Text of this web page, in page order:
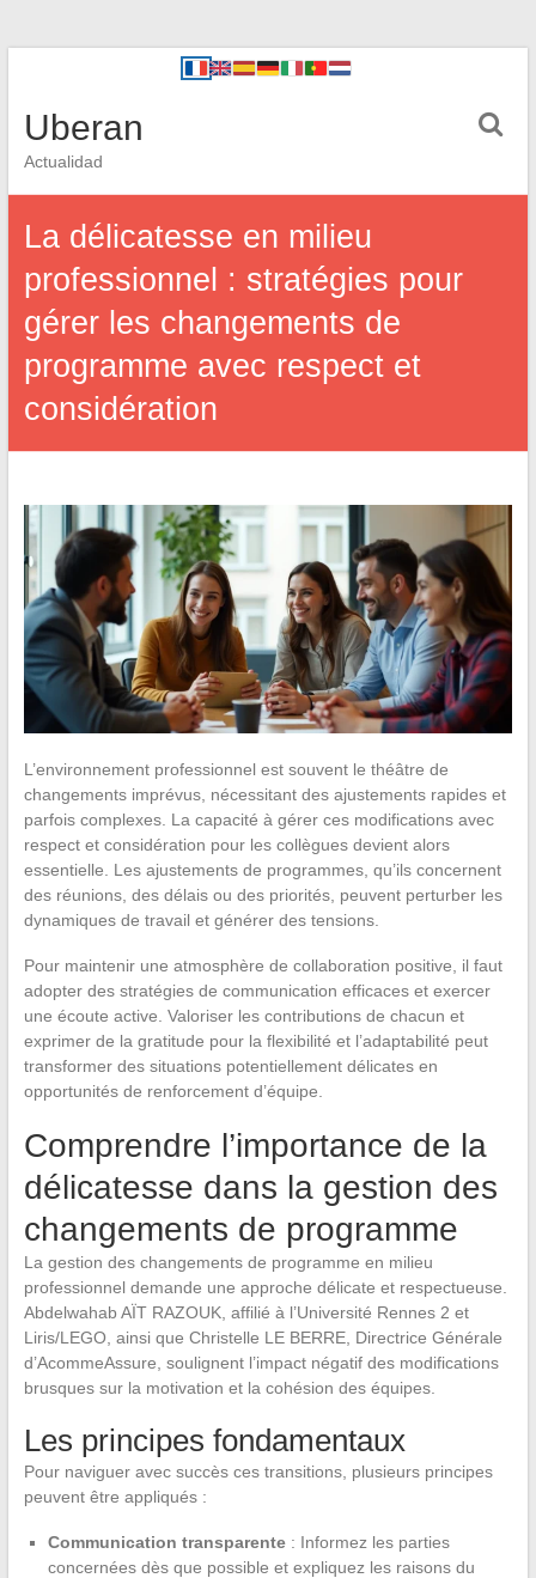
Uberan
Actualidad
La délicatesse en milieu
professionnel : stratégies pour
gérer les changements de
programme avec respect et
considération
L’environnement professionnel est souvent le théâtre de
changements imprévus, nécessitant des ajustements rapides et
parfois complexes. La capacité à gérer ces modifications avec
respect et considération pour les collègues devient alors
essentielle. Les ajustements de programmes, qu’ils concernent
des réunions, des délais ou des priorités, peuvent perturber les
dynamiques de travail et générer des tensions.
Pour maintenir une atmosphère de collaboration positive, il faut
adopter des stratégies de communication efficaces et exercer
une écoute active. Valoriser les contributions de chacun et
exprimer de la gratitude pour la flexibilité et l’adaptabilité peut
transformer des situations potentiellement délicates en
opportunités de renforcement d’équipe.
Comprendre l’importance de la
délicatesse dans la gestion des
changements de programme
La gestion des changements de programme en milieu
professionnel demande une approche délicate et respectueuse.
Abdelwahab AÏT RAZOUK, affilié à l’Université Rennes 2 et
Liris/LEGO, ainsi que Christelle LE BERRE, Directrice Générale
d’AcommeAssure, soulignent l’impact négatif des modifications
brusques sur la motivation et la cohésion des équipes.
Les principes fondamentaux
Pour naviguer avec succès ces transitions, plusieurs principes
peuvent être appliqués :
Communication transparente: Informez les parties
concernées dès que possible et expliquez les raisons du